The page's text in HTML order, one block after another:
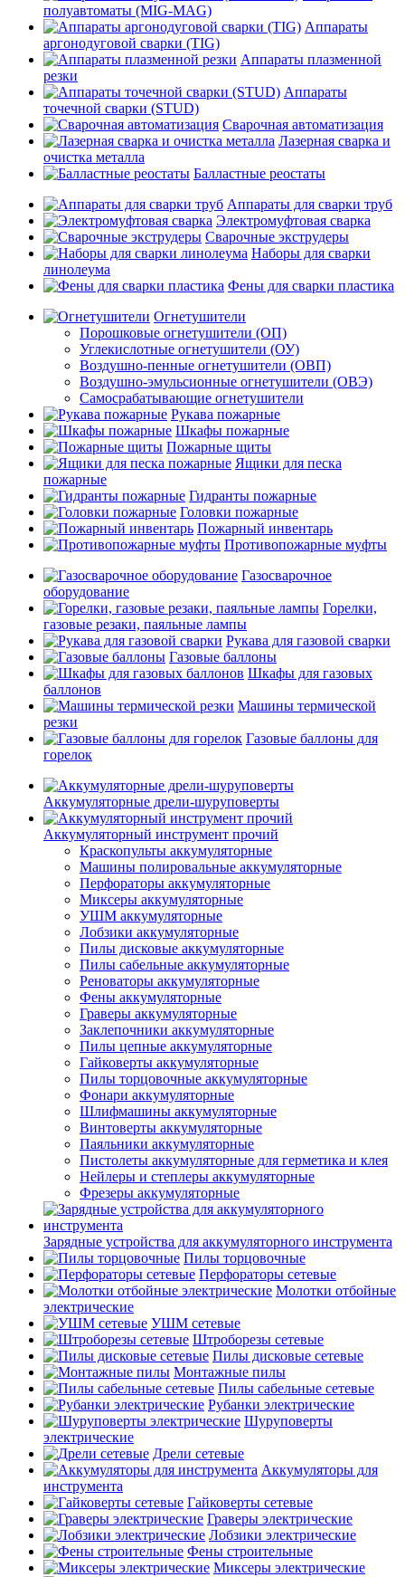
полуавтоматы (MIG-MAG)
Аппараты
аргонодуговой сварки (TIG)
Аппараты плазменной
резки
Аппараты
точечной сварки (STUD)
Сварочная автоматизация
Лазерная сварка и
очистка металла
Балластные реостаты
Аппараты для сварки труб
Электромуфтовая сварка
Сварочные экструдеры
Наборы для сварки
линолеума
Фены для сварки пластика
Огнетушители
Порошковые огнетушители (ОП)
Углекислотные огнетушители (ОУ)
Воздушно-пенные огнетушители (ОВП)
Воздушно-эмульсионные огнетушители (ОВЭ)
Самосрабатывающие огнетушители
Рукава пожарные
Шкафы пожарные
Пожарные щиты
Ящики для песка
пожарные
Гидранты пожарные
Головки пожарные
Пожарный инвентарь
Противопожарные муфты
Газосварочное
оборудование
Горелки,
газовые резаки, паяльные лампы
Рукава для газовой сварки
Газовые баллоны
Шкафы для газовых
баллонов
Машины термической
резки
Газовые баллоны для
горелок
Аккумуляторные дрели-шуруповерты
Аккумуляторный инструмент прочий
Краскопульты аккумуляторные
Машины полировальные аккумуляторные
Перфораторы аккумуляторные
Миксеры аккумуляторные
УШМ аккумуляторные
Лобзики аккумуляторные
Пилы дисковые аккумуляторные
Пилы сабельные аккумуляторные
Реноваторы аккумуляторные
Фены аккумуляторные
Граверы аккумуляторные
Заклепочники аккумуляторные
Пилы цепные аккумуляторные
Гайковерты аккумуляторные
Пилы торцовочные аккумуляторные
Фонари аккумуляторные
Шлифмашины аккумуляторные
Винтоверты аккумуляторные
Паяльники аккумуляторные
Пистолеты аккумуляторные для герметика и клея
Нейлеры и степлеры аккумуляторные
Фрезеры аккумуляторные
Зарядные устройства для аккумуляторного инструмента
Пилы торцовочные
Перфораторы сетевые
Молотки отбойные
электрические
УШМ сетевые
Штроборезы сетевые
Пилы дисковые сетевые
Монтажные пилы
Пилы сабельные сетевые
Рубанки электрические
Шуруповерты
электрические
Дрели сетевые
Аккумуляторы для
инструмента
Гайковерты сетевые
Граверы электрические
Лобзики электрические
Фены строительные
Миксеры электрические